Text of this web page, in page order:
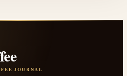
JOURNAL